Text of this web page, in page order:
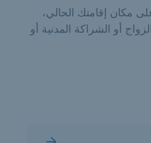
مكان إقامتك الحالي،
أو الشراكة المدنية أو